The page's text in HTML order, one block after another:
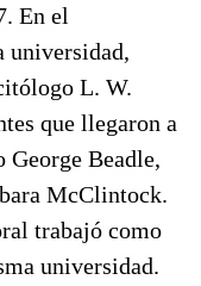
En el
universidad,
L. W.
que llegaron a
George Beadle,
McClintock.
trabajó como
universidad.